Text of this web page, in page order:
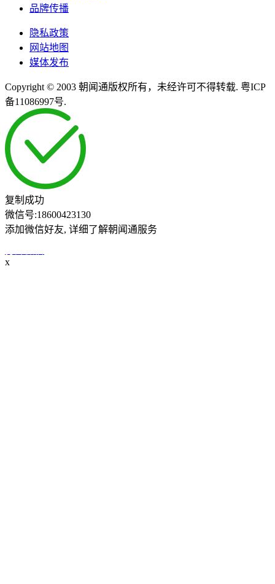
品牌传播
隐私政策
网站地图
媒体发布
Copyright © 2003 朝闻通版权所有，未经许可不得转载. 粤ICP
备11086997号.
复制成功
微信号:18600423130
添加微信好友, 详细了解朝闻通服务
x